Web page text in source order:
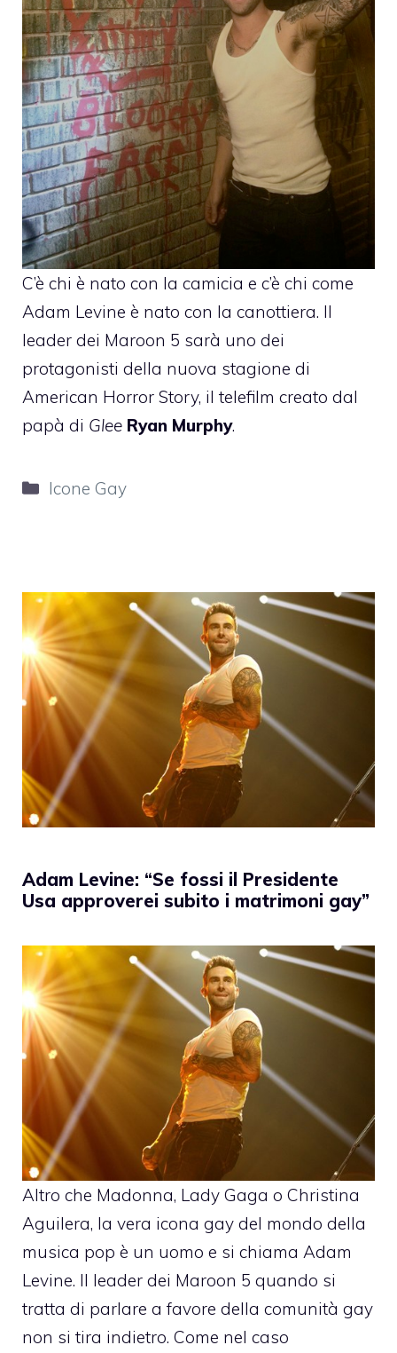
C’è chi è nato con la camicia e c’è chi come
Adam Levine è nato con la canottiera. Il
leader dei Maroon 5 sarà uno dei
protagonisti della nuova stagione di
American Horror Story, il telefilm creato dal
papà di Glee Ryan Murphy.
Categorie
Icone Gay
Adam Levine: “Se fossi il Presidente
Usa approverei subito i matrimoni gay”
Altro che Madonna, Lady Gaga o Christina
Aguilera, la vera icona gay del mondo della
musica pop è un uomo e si chiama Adam
Levine. Il leader dei Maroon 5 quando si
tratta di parlare a favore della comunità gay
non si tira indietro. Come nel caso